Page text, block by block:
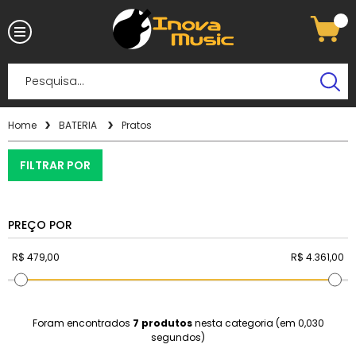
Home BATERIA Pratos
FILTRAR POR
PREÇO POR
Foram encontrados 7 produtosnesta categoria (em 0,030
segundos)